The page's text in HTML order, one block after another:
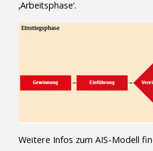
‚Arbeitsphase‘.
Weitere Infos zum AIS-Modell